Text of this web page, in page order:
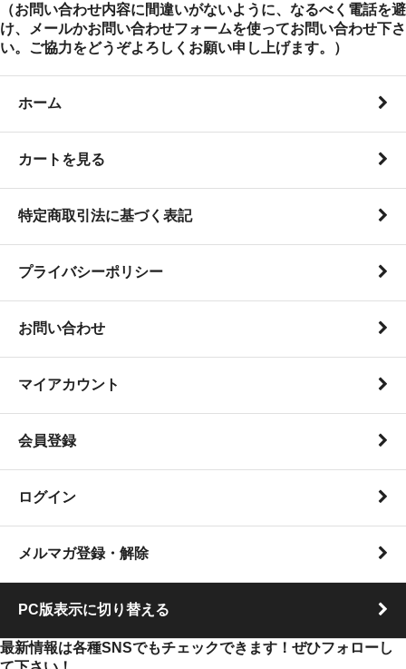
（お問い合わせ内容に間違いがないように、なるべく電話を避
け、メールかお問い合わせフォームを使ってお問い合わせ下さ
い。ご協力をどうぞよろしくお願い申し上げます。）
ホーム
カートを見る
特定商取引法に基づく表記
プライバシーポリシー
お問い合わせ
マイアカウント
会員登録
ログイン
メルマガ登録・解除
PC版表示に切り替える
最新情報は各種SNSでもチェックできます！ぜひフォローし